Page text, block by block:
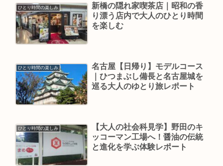
ひとり時間の楽しみ
新橋の隠れ家喫茶店｜昭和の香
り漂う店内で大人のひとり時間
を楽しむ
ひとり時間の楽しみ
名古屋【日帰り】モデルコース
｜ひつまぶし備長と名古屋城を
巡る大人のゆとり旅レポート
ひとり時間の楽しみ
【大人の社会科見学】野田のキ
ッコーマン工場へ！醤油の伝統
と進化を学ぶ体験レポート